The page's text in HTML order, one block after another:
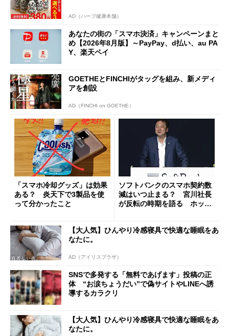
AD（ハーブ健康本舗）
あなたの街の「スマホ決済」キャンペーンまと
め【2026年8月版】～PayPay、d払い、au PA
Y、楽天ペイ
GOETHEとFINCHIがタッグを組み、新メディ
アを創設
AD（FINCHI on GOETHE）
「スマホ冷却グッズ」は効果
ある？ 炎天下で3製品を使
って分かったこと
ソフトバンクのスマホ契約数
減はいつ止まる？ 宮川社長
が反転の時期を語る ホッピ
【大人気】ひんやり冷感寝具で快適な睡眠をあ
なたに。
AD（アイリスプラザ）
SNSで多発する「無料であげます」投稿の正
体 “お涙ちょうだい”で偽サイトやLINEへ誘
導するカラクリ
【大人気】ひんやり冷感寝具で快適な睡眠をあ
なたに。